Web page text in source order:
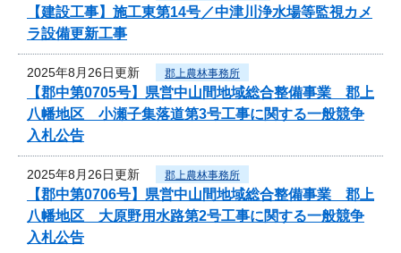
【建設工事】施工東第14号／中津川浄水場等監視カメ
ラ設備更新工事
2025年8月26日更新 郡上農林事務所
【郡中第0705号】県営中山間地域総合整備事業 郡上
八幡地区 小瀬子集落道第3号工事に関する一般競争
入札公告
2025年8月26日更新 郡上農林事務所
【郡中第0706号】県営中山間地域総合整備事業 郡上
八幡地区 大原野用水路第2号工事に関する一般競争
入札公告